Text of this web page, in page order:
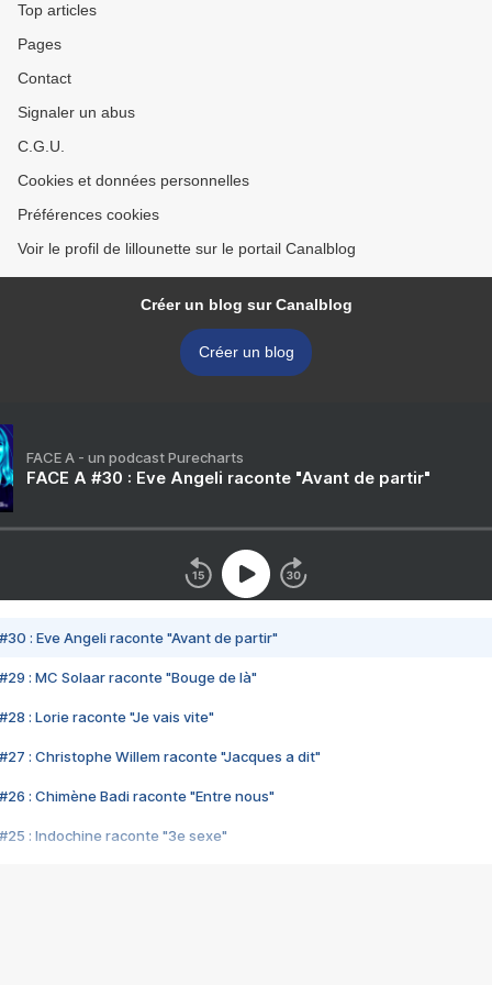
Top articles
Pages
Contact
Signaler un abus
C.G.U.
Cookies et données personnelles
Préférences cookies
Voir le profil de lillounette sur le portail Canalblog
Créer un blog sur Canalblog
Créer un blog
FACE A - un podcast Purecharts
FACE A #30 : Eve Angeli raconte "Avant de partir"
#30 : Eve Angeli raconte "Avant de partir"
#29 : MC Solaar raconte "Bouge de là"
#28 : Lorie raconte "Je vais vite"
#27 : Christophe Willem raconte "Jacques a dit"
#26 : Chimène Badi raconte "Entre nous"
#25 : Indochine raconte "3e sexe"